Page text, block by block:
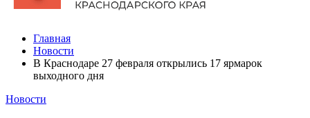
Главная
Новости
В Краснодаре 27 февраля открылись 17 ярмарок
выходного дня
Новости